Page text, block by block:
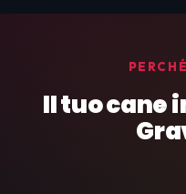
Il tuo cane